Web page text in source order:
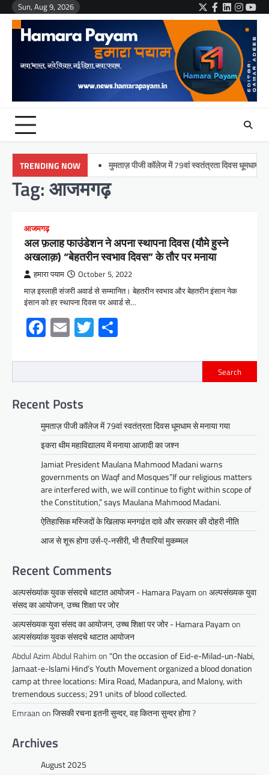
Skip
content
Sun, Aug 9, 2026 Twitter
Facebook
LinkedIn
TRENDING NOW मुमताज़ पीजी कॉलेज में 79वां स्वतंत्रता दिवस धूमधाम से मनाया
Tag:आजमगढ़
आजमगढ़
अल फ़लाह फाउंडेशन ने अपना स्थापना दिवस (यौमे हुस्ने
अखलाक़) “बेहतरीन स्वभाव दिवस” के तौर पर मनाया
हमारा पयाम October 5, 2022
माज़ इस्लाही संजरी अवार्ड से सम्मानित। बेहतरीन स्वभाव और बेहतरीन इंसान नेक
इंसान को हर स्थापना दिवस पर अवार्ड से…
Facebook
EmailTwitter
Search
Recent Posts
मुमताज़ पीजी कॉलेज में 79वां स्वतंत्रता दिवस धूमधाम से मनाया गया
इकरा थीम महाविद्यालय में मनाया आजादी का जश्न
Jamiat President Maulana Mahmood Madani warns
governments on Waqf and Mosques”If our religious matters
are interfered with, we will continue to fight within scope of
the Constitution,” says Maulana Mahmood Madani.
ऐतिहासिक मस्जिदों के खिलाफ मनगढंत दावे और सरकार की दोहरी नीति
आज से शूरू होगा उर्स-ए-नसीरी, भी तैयारियां मुकम्मल
Recent Comments
अल्पसंख्यांक युवक संसदचे थाटात आयोजन - Hamara Payamonअल्पसंख्यक युवा
संसद का आयोजन, उच्च शिक्षा पर जोर
अल्पसंख्यक युवा संसद का आयोजन, उच्च शिक्षा पर जोर - Hamara Payamon
अल्पसंख्यांक युवक संसदचे थाटात आयोजन
Abdul Azim Abdul Rahimon “On the occasion of Eid-e-Milad-un-Nabi,
Jamaat-e-Islami Hind’s Youth Movement organized a blood donation
camp at three locations: Mira Road, Madanpura, and Malony, with
tremendous success; 291 units of blood collected.
Emraanonजिसकी रचना इतनी सुन्दर, वह कितना सुन्दर होगा ?
Archives
August 2025